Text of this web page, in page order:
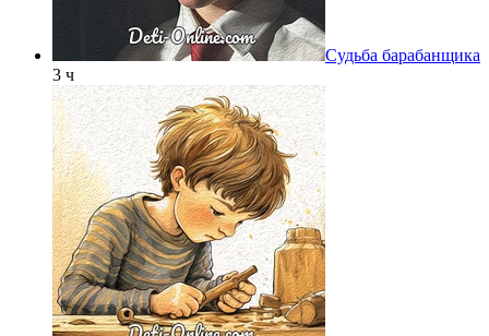
Судьба барабанщика
3 ч